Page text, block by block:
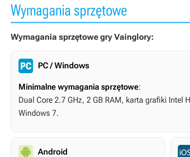
Wymagania sprzętowe
Wymagania sprzętowe gry Vainglory:
PC / Windows
Minimalne wymagania sprzętowe:
Dual Core 2.7 GHz, 2 GB RAM, karta grafiki Intel
Windows 7.
Android